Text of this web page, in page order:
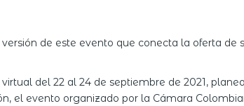
de este evento que conecta la oferta de
del 22 al 24 de septiembre de 2021,
el evento organizado por la Cámara